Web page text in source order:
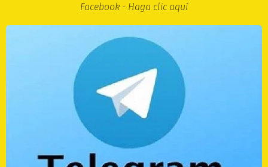
Facebook - Haga clic aquí